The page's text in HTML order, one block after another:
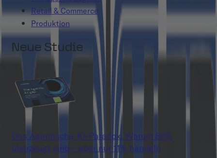
Retail & Commerce
Produktion
Neue Studie
Das Agentische-KI-Paradox: Warum 86%
überzeugt sind – aber nur 11% handeln